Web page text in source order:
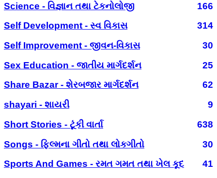
Science - વિજ્ઞાન તથા ટેકનોલોજી
166
Self Development - સ્વ વિકાસ
314
Self Improvement - જીવન-વિકાસ
30
Sex Education - જાતીય માર્ગદર્શન
25
Share Bazar - શેરબજાર માર્ગદર્શન
62
shayari - શાયરી
9
Short Stories - ટૂંકી વાર્તા
638
Songs - ફિલ્મના ગીતો તથા લોકગીતો
30
Sports And Games - રમત ગમત તથા ખેલ કૂદ
41